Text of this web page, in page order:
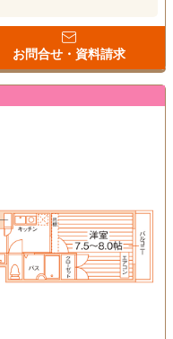
お問合せ・資料請求